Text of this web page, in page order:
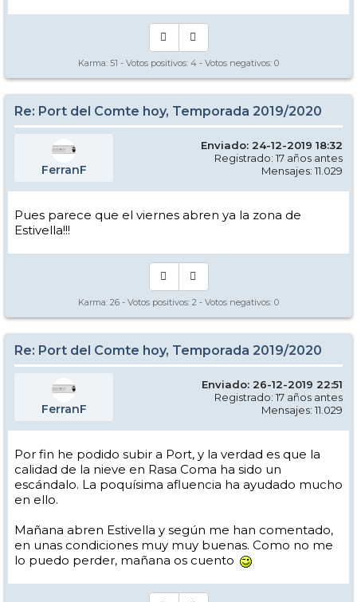
Karma: 51 - Votos positivos: 4 - Votos negativos: 0
Re: Port del Comte hoy, Temporada 2019/2020
FerranF
Enviado: 24-12-2019 18:32
Registrado: 17 años antes
Mensajes: 11.029
Pues parece que el viernes abren ya la zona de
Estivella!!!
Karma: 26 - Votos positivos: 2 - Votos negativos: 0
Re: Port del Comte hoy, Temporada 2019/2020
FerranF
Enviado: 26-12-2019 22:51
Registrado: 17 años antes
Mensajes: 11.029
Por fin he podido subir a Port, y la verdad es que la
calidad de la nieve en Rasa Coma ha sido un
escándalo. La poquísima afluencia ha ayudado mucho
en ello.
Mañana abren Estivella y según me han comentado,
en unas condiciones muy muy buenas. Como no me
lo puedo perder, mañana os cuento